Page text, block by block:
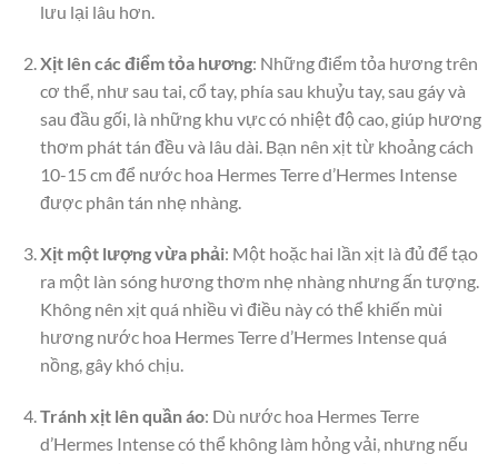
lưu lại lâu hơn.
Xịt lên các điểm tỏa hương: Những điểm tỏa hương trên
cơ thể, như sau tai, cổ tay, phía sau khuỷu tay, sau gáy và
sau đầu gối, là những khu vực có nhiệt độ cao, giúp hương
thơm phát tán đều và lâu dài. Bạn nên xịt từ khoảng cách
10-15 cm để nước hoa Hermes Terre d’Hermes Intense
được phân tán nhẹ nhàng.
Xịt một lượng vừa phải: Một hoặc hai lần xịt là đủ để tạo
ra một làn sóng hương thơm nhẹ nhàng nhưng ấn tượng.
Không nên xịt quá nhiều vì điều này có thể khiến mùi
hương nước hoa Hermes Terre d’Hermes Intense quá
nồng, gây khó chịu.
Tránh xịt lên quần áo: Dù nước hoa Hermes Terre
d’Hermes Intense có thể không làm hỏng vải, nhưng nếu